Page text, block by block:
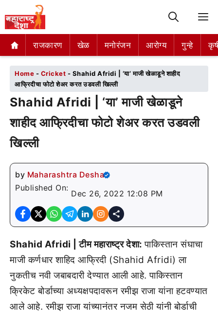
राजकारण खेळ मनोरंजन आरोग्य गुन्हे
राजकारण खेळ मनोरंजन आरोग्य गुन्हे
Home - Cricket - Shahid Afridi | ‘या’ माजी खेळाडूने शाहीद
आफ्रिदीचा फोटो शेअर करत उडवली खिल्ली
Shahid Afridi | ‘या’ माजी खेळाडूने
शाहीद आफ्रिदीचा फोटो शेअर करत उडवली
खिल्ली
by Maharashtra Desha
Published On:
Dec 26, 2022 12:08 PM
Shahid Afridi | टीम महाराष्ट्र देशा:पाकिस्तान संघाचा
माजी कर्णधार शाहिद आफ्रिदी (Shahid Afridi) ला
नुकतीच नवी जबाबदारी देण्यात आली आहे. पाकिस्तान
क्रिकेट बोर्डाच्या अध्यक्षपदावरून रमीझ राजा यांना हटवण्यात
आले आहे. रमीझ राजा यांच्यानंतर नजम सेठी यांनी बोर्डाची